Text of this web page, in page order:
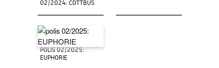
02/2024: COTTBUS
POLIS 02/2025:
EUPHORIE